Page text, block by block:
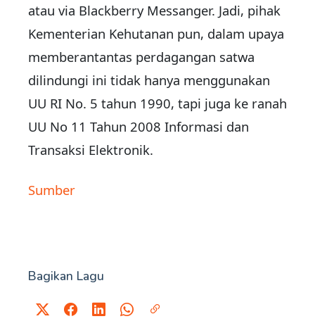
atau via Blackberry Messanger. Jadi, pihak
Kementerian Kehutanan pun, dalam upaya
memberantantas perdagangan satwa
dilindungi ini tidak hanya menggunakan
UU RI No. 5 tahun 1990, tapi juga ke ranah
UU No 11 Tahun 2008 Informasi dan
Transaksi Elektronik.
Sumber
Bagikan Lagu